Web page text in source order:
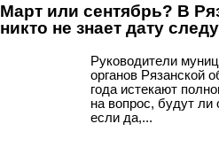
Март или сентябрь? В
никто не знает дату
Руководители
органов Рязанской
года истекают
на вопрос, будут
если да,...